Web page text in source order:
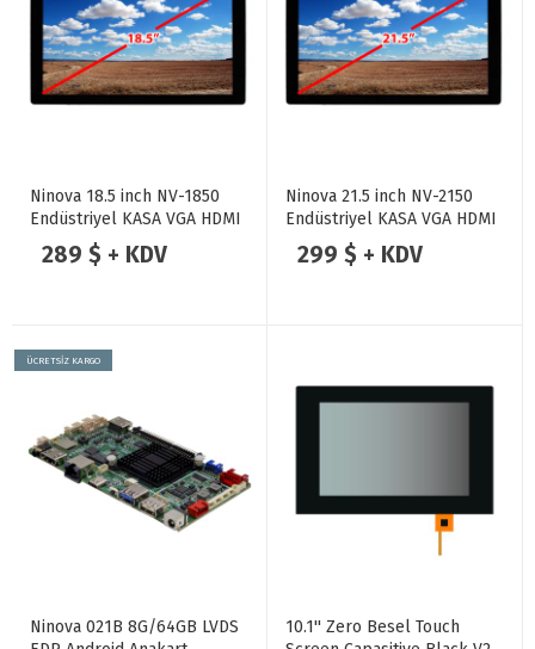
Ninova 18.5 inch NV-1850
Endüstriyel KASA VGA HDMI
Dokunmatik Monitör
289 $ + KDV
Ninova 21.5 inch NV-2150
Endüstriyel KASA VGA HDMI
Dokunmatik Monitör
299 $ + KDV
ÜCRETSİZ KARGO
Ninova 021B 8G/64GB LVDS
10.1'' Zero Besel Touch